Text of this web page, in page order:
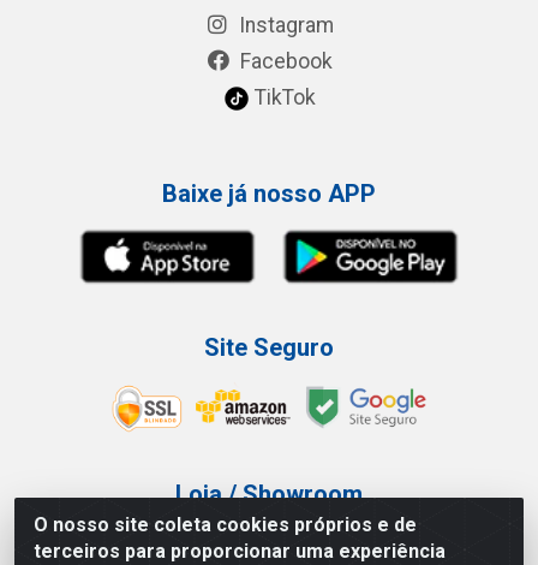
O nosso site coleta cookies próprios e de
terceiros para proporcionar uma experiência
Instagram
Facebook
TikTok
Baixe já nosso APP
Site Seguro
Loja / Showroom
Tel.: (11) 3227-0546